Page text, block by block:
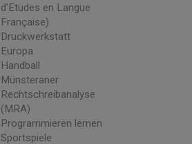
d’Etudes en Langue
Française)
Druckwerkstatt
Europa
Handball
Münsteraner
Rechtschreibanalyse
(MRA)
Programmieren lernen
Sportspiele